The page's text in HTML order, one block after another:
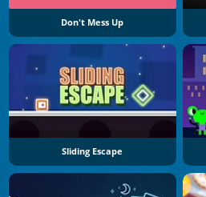
Don't Mess Up
Sliding Escape